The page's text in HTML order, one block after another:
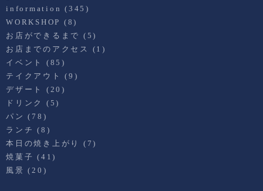
information (345)
WORKSHOP (8)
お店ができるまで (5)
お店までのアクセス
(1)
イベント
(85)
テイクアウト
(9)
デザート
(20)
ドリンク
(5)
パン (78)
ランチ (8)
本日の焼き上がり
(7)
焼菓子 (41)
風景 (20)